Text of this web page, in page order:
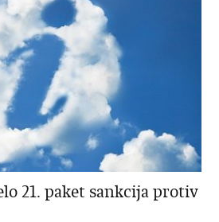
21. paket sankcija protiv